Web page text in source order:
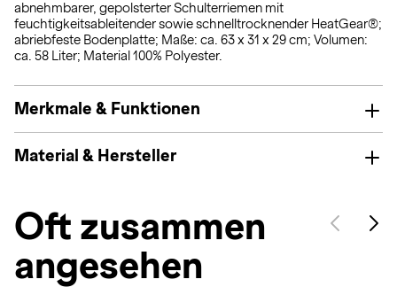
abnehmbarer, gepolsterter Schulterriemen mit
feuchtigkeitsableitender sowie schnelltrocknender HeatGear®;
abriebfeste Bodenplatte; Maße: ca. 63 x 31 x 29 cm; Volumen:
ca. 58 Liter; Material 100% Polyester.
Merkmale & Funktionen
Material & Hersteller
Oft zusammen
angesehen